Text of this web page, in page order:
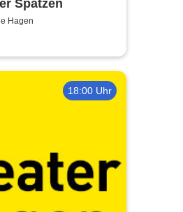
Spatzen
Hagen
18:00 Uhr